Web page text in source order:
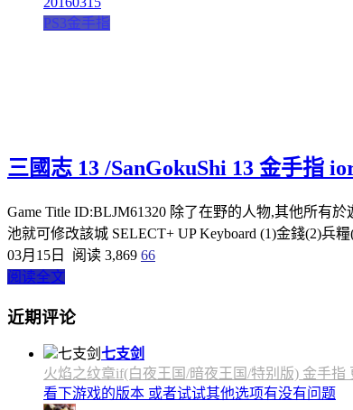
PS3金手指
三國志 13 /SanGokuShi 13 金手指
Game Title ID:BLJM61320 除了在野的人物,其他所有
池就可修改該城 SELECT+ UP Keyboard (1)金錢(2)兵
03月15日
阅读 3,869 66
阅读全文
近期评论
七支剑
火焰之纹章if(白夜王国/暗夜王国/特别版) 金手指
看下游戏的版本 或者试试其他选项有没有问题